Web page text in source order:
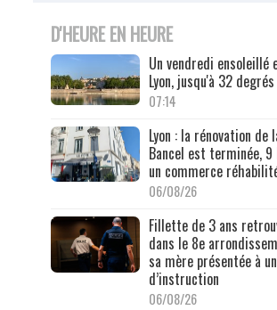
D'HEURE EN HEURE
Un vendredi ensoleillé
Lyon, jusqu'à 32
07:14
Lyon : la rénovation de
Bancel est terminée,
un commerce
06/08/26
Fillette de 3 ans
dans le 8e
sa mère présentée à
d’instruction
06/08/26